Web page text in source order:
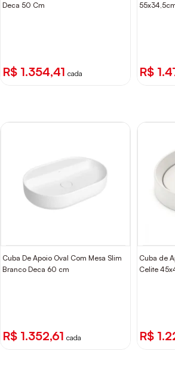
Deca 50 Cm
R$ 1.354,41 cada R$
Cuba De Apoio Oval Com Mesa Slim
Branco Deca 60 cm
R$ 1.352,61 cada
Cuba de
Celite
R$